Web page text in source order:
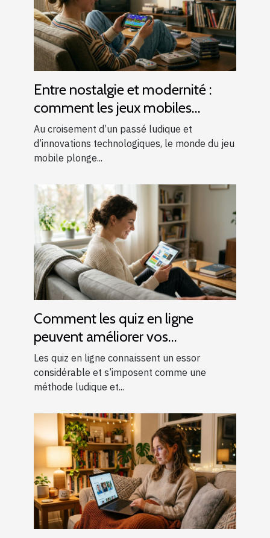
Entre nostalgie et modernité :
comment les jeux mobiles
réinventent le rétro-gaming
Au croisement d’un passé ludique et
d’innovations technologiques, le monde du jeu
mobile plonge...
Comment les quiz en ligne
peuvent améliorer vos
connaissances générales ?
Les quiz en ligne connaissent un essor
considérable et s’imposent comme une
méthode ludique et...